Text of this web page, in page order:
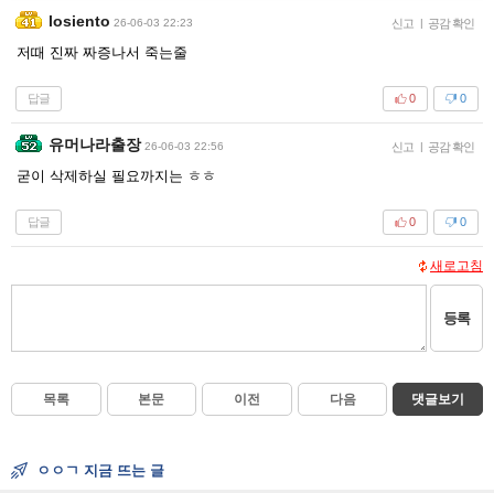
losiento 26-06-03 22:23 신고 | 공감 확인
저때 진짜 짜증나서 죽는줄
답글 0
0
유머나라출장 26-06-03 22:56 신고 | 공감 확인
굳이 삭제하실 필요까지는 ㅎㅎ
답글 0
0
새로고침
등록
목록 본문 이전 다음 댓글보기
ㅇㅇㄱ 지금 뜨는 글